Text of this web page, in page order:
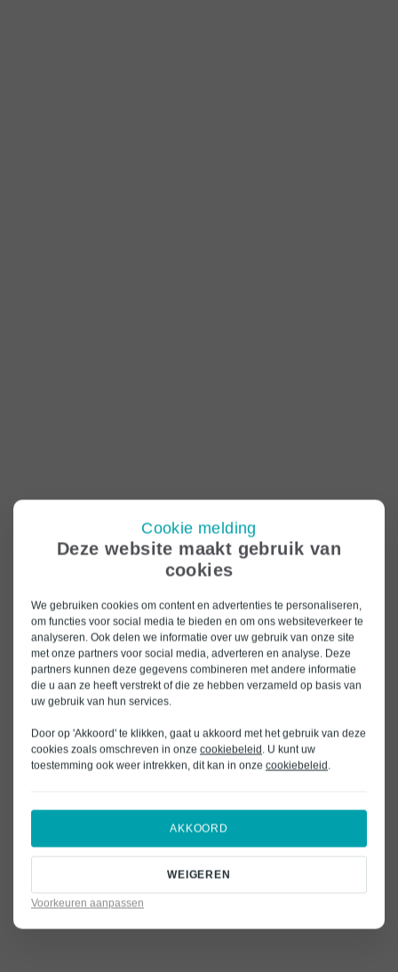
Cookie melding
Deze website maakt gebruik van
cookies
We gebruiken cookies om content en advertenties te personaliseren,
om functies voor social media te bieden en om ons websiteverkeer te
analyseren. Ook delen we informatie over uw gebruik van onze site
met onze partners voor social media, adverteren en analyse. Deze
partners kunnen deze gegevens combineren met andere informatie
die u aan ze heeft verstrekt of die ze hebben verzameld op basis van
uw gebruik van hun services.
Door op 'Akkoord' te klikken, gaat u akkoord met het gebruik van deze
cookies zoals omschreven in onze cookiebeleid. U kunt uw
toestemming ook weer intrekken, dit kan in onze cookiebeleid.
AKKOORD
WEIGEREN
Voorkeuren aanpassen